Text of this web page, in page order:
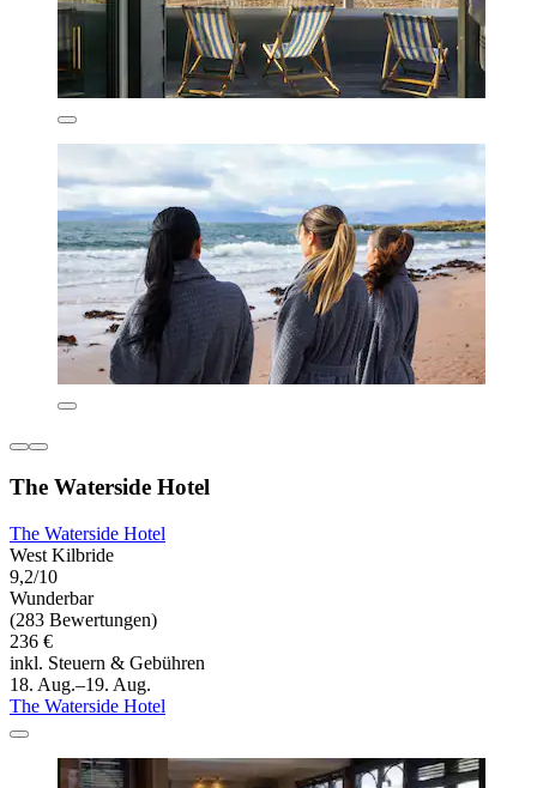
The Waterside Hotel
The Waterside Hotel
West Kilbride
9,2/10
Wunderbar
(283 Bewertungen)
236 €
inkl. Steuern & Gebühren
18. Aug.–19. Aug.
The Waterside Hotel